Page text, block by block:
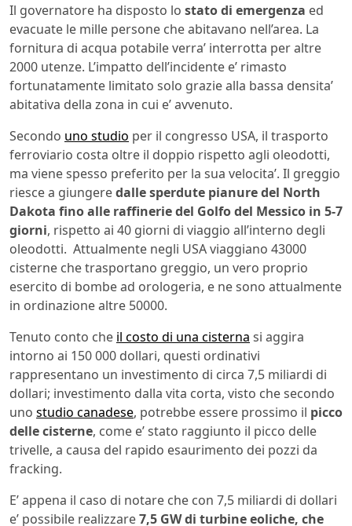
Il governatore ha disposto lo stato di emergenza ed
evacuate le mille persone che abitavano nell’area. La
fornitura di acqua potabile verra’ interrotta per altre
2000 utenze. L’impatto dell’incidente e’ rimasto
fortunatamente limitato solo grazie alla bassa densita’
abitativa della zona in cui e’ avvenuto.
Secondo uno studio per il congresso USA, il trasporto
ferroviario costa oltre il doppio rispetto agli oleodotti,
ma viene spesso preferito per la sua velocita’. Il greggio
riesce a giungeredalle sperdute pianure del North
Dakota fino alle raffinerie del Golfo del Messico in 5-7
giorni, rispetto ai 40 giorni di viaggio all’interno degli
oleodotti. Attualmente negli USA viaggiano 43000
cisterne che trasportano greggio, un vero proprio
esercito di bombe ad orologeria, e ne sono attualmente
in ordinazione altre 50000.
Tenuto conto che il costo di una cisterna si aggira
intorno ai 150 000 dollari, questi ordinativi
rappresentano un investimento di circa 7,5 miliardi di
dollari; investimento dalla vita corta, visto che secondo
uno studio canadese, potrebbe essere prossimo il picco
delle cisterne, come e’ stato raggiunto il picco delle
trivelle, a causa del rapido esaurimento dei pozzi da
fracking.
E’ appena il caso di notare che con 7,5 miliardi di dollari
e’ possibile realizzare7,5 GW di turbine eoliche, che